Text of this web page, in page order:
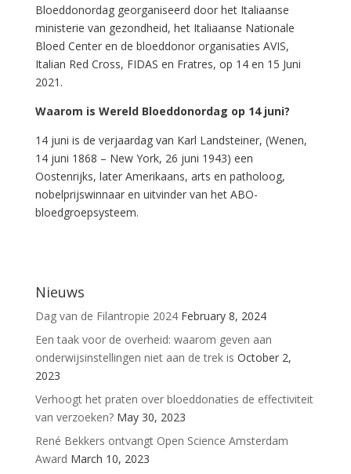
Bloeddonordag georganiseerd door het Italiaanse
ministerie van gezondheid, het Italiaanse Nationale
Bloed Center en de bloeddonor organisaties AVIS,
Italian Red Cross, FIDAS en Fratres, op 14 en 15 Juni
2021.
Waarom is Wereld Bloeddonordag op 14 juni?
14 juni is de verjaardag van Karl Landsteiner, (Wenen,
14 juni 1868 – New York, 26 juni 1943) een
Oostenrijks, later Amerikaans, arts en patholoog,
nobelprijswinnaar en uitvinder van het ABO-
bloedgroepsysteem.
Nieuws
Dag van de Filantropie 2024 February 8, 2024
Een taak voor de overheid: waarom geven aan
onderwijsinstellingen niet aan de trek is October 2,
2023
Verhoogt het praten over bloeddonaties de effectiviteit
van verzoeken? May 30, 2023
René Bekkers ontvangt Open Science Amsterdam
Award March 10, 2023